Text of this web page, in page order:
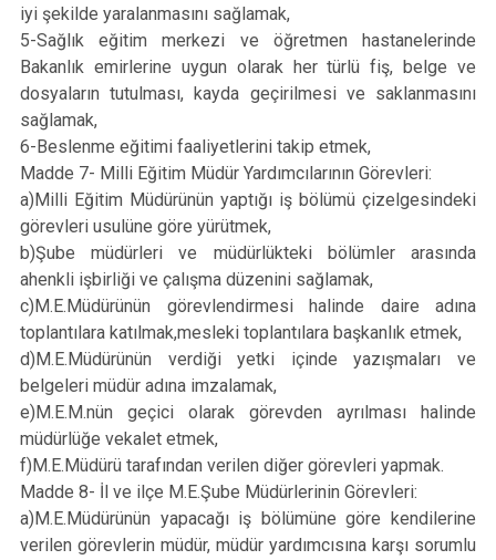
iyi şekilde yaralanmasını sağlamak,
5-Sağlık eğitim merkezi ve öğretmen hastanelerinde
Bakanlık emirlerine uygun olarak her türlü fiş, belge ve
dosyaların tutulması, kayda geçirilmesi ve saklanmasını
sağlamak,
6-Beslenme eğitimi faaliyetlerini takip etmek,
Madde 7- Milli Eğitim Müdür Yardımcılarının Görevleri:
a)Milli Eğitim Müdürünün yaptığı iş bölümü çizelgesindeki
görevleri usulüne göre yürütmek,
b)Şube müdürleri ve müdürlükteki bölümler arasında
ahenkli işbirliği ve çalışma düzenini sağlamak,
c)M.E.Müdürünün görevlendirmesi halinde daire adına
toplantılara katılmak,mesleki toplantılara başkanlık etmek,
d)M.E.Müdürünün verdiği yetki içinde yazışmaları ve
belgeleri müdür adına imzalamak,
e)M.E.M.nün geçici olarak görevden ayrılması halinde
müdürlüğe vekalet etmek,
f)M.E.Müdürü tarafından verilen diğer görevleri yapmak.
Madde 8- İl ve ilçe M.E.Şube Müdürlerinin Görevleri:
a)M.E.Müdürünün yapacağı iş bölümüne göre kendilerine
verilen görevlerin müdür, müdür yardımcısına karşı sorumlu